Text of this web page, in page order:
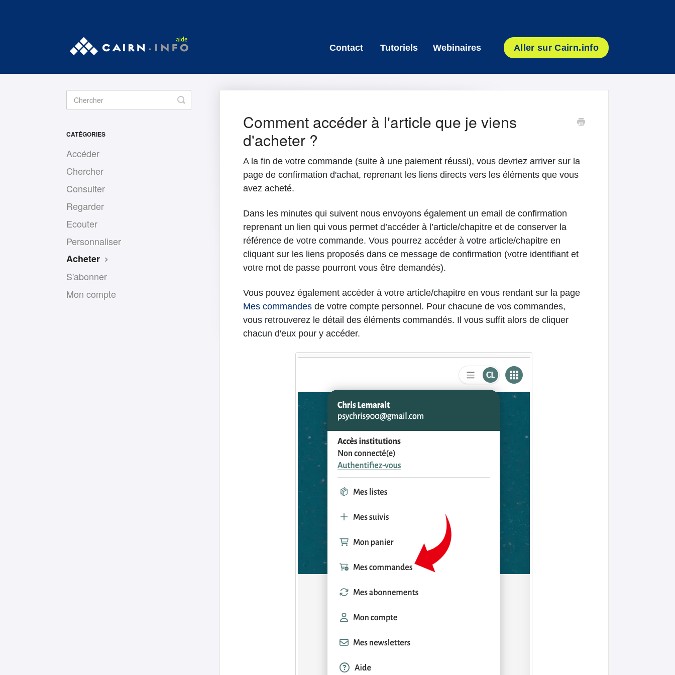
Contact Tutoriels Webinaires Aller sur Cairn.info
Comment accéder à l'article que je viens
d'acheter ?
A la fin de votre commande (suite à une paiement réussi), vous devriez arriver sur la
page de confirmation d'achat, reprenant les liens directs vers les éléments que vous
avez acheté.
Dans les minutes qui suivent nous envoyons également un email de confirmation
reprenant un lien qui vous permet d’accéder à l’article/chapitre et de conserver la
référence de votre commande. Vous pourrez accéder à votre article/chapitre en
cliquant sur les liens proposés dans ce message de confirmation (votre identifiant et
votre mot de passe pourront vous être demandés).
Vous pouvez également accéder à votre article/chapitre en vous rendant sur la page
Mes commandesde votre compte personnel. Pour chacune de vos commandes,
vous retrouverez le détail des éléments commandés. Il vous suffit alors de cliquer
chacun d'eux pour y accéder.
Toggle
Search
CATÉGORIES
Accéder
Chercher
Consulter
Regarder
Ecouter
Personnaliser
Acheter
S'abonner
Mon compte